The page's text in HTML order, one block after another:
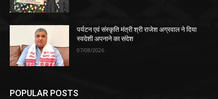
पर्यटन एवं संस्कृति मंत्री श्री राजेश अग्रवाल ने दिया
स्वदेशी अपनाने का संदेश
07/08/2026
POPULAR POSTS